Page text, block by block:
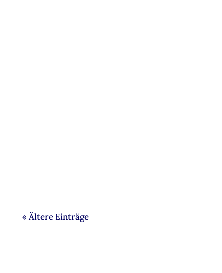
« Ältere Einträge